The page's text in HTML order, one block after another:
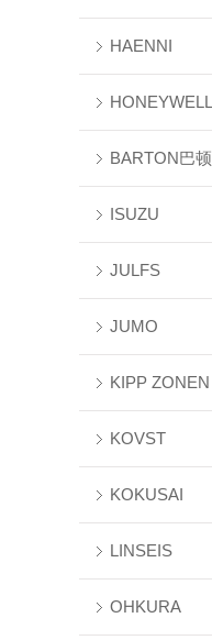
HAENNI
HONEYWELL
BARTON巴顿
ISUZU
JULFS
JUMO
KIPP ZONEN
KOVST
KOKUSAI
LINSEIS
OHKURA